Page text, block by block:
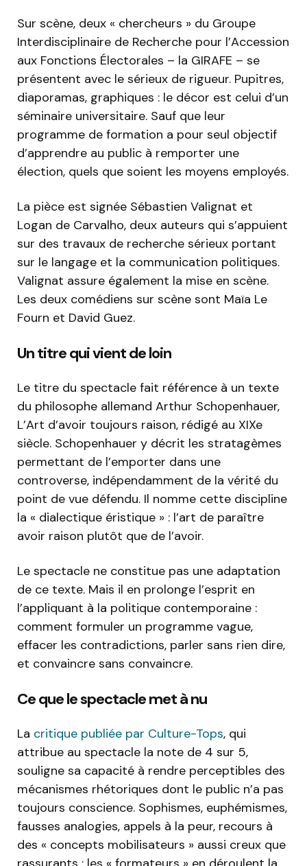
Sur scène, deux « chercheurs » du Groupe
Interdisciplinaire de Recherche pour l’Accession
aux Fonctions Électorales – la GIRAFE – se
présentent avec le sérieux de rigueur. Pupitres,
diaporamas, graphiques : le décor est celui d’un
séminaire universitaire. Sauf que leur
programme de formation a pour seul objectif
d’apprendre au public à remporter une
élection, quels que soient les moyens employés.
La pièce est signée Sébastien Valignat et
Logan de Carvalho, deux auteurs qui s’appuient
sur des travaux de recherche sérieux portant
sur le langage et la communication politiques.
Valignat assure également la mise en scène.
Les deux comédiens sur scène sont Maïa Le
Fourn et David Guez.
Un titre qui vient de loin
Le titre du spectacle fait référence à un texte
du philosophe allemand Arthur Schopenhauer,
L’Art d’avoir toujours raison, rédigé au XIXe
siècle. Schopenhauer y décrit les stratagèmes
permettant de l’emporter dans une
controverse, indépendamment de la vérité du
point de vue défendu. Il nomme cette discipline
la « dialectique éristique » : l’art de paraître
avoir raison plutôt que de l’avoir.
Le spectacle ne constitue pas une adaptation
de ce texte. Mais il en prolonge l’esprit en
l’appliquant à la politique contemporaine :
comment formuler un programme vague,
effacer les contradictions, parler sans rien dire,
et convaincre sans convaincre.
Ce que le spectacle met à nu
La critique publiée par Culture-Tops, qui
attribue au spectacle la note de 4 sur 5,
souligne sa capacité à rendre perceptibles des
mécanismes rhétoriques dont le public n’a pas
toujours conscience. Sophismes, euphémismes,
fausses analogies, appels à la peur, recours à
des « concepts mobilisateurs » aussi creux que